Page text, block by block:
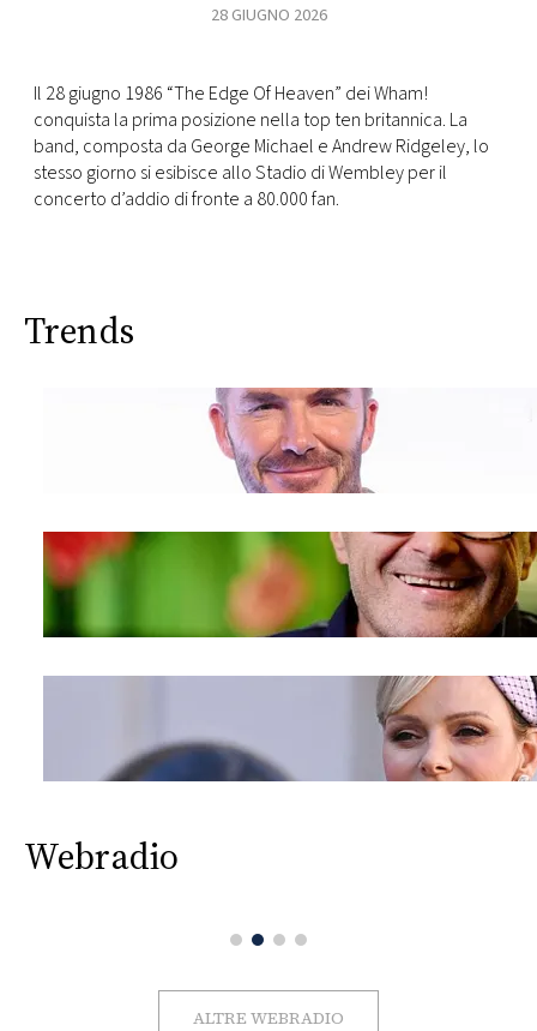
28 GIUGNO 2026
Il 28 giugno 1986 “The Edge Of Heaven” dei Wham!
conquista la prima posizione nella top ten britannica. La
band, composta da George Michael e Andrew Ridgeley, lo
stesso giorno si esibisce allo Stadio di Wembley per il
concerto d’addio di fronte a 80.000 fan.
Trends
Webradio
ALTRE WEBRADIO